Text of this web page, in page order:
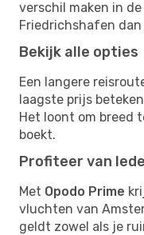
verschil maken in
Friedrichshafen
Bekijk alle opties
Een langere
laagste prijs
Het loont om breed
boekt.
Profiteer van
Met Opodo Prime
vluchten van
geldt zowel als je